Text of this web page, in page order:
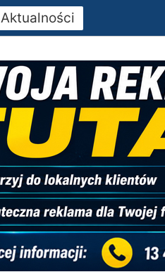
Aktualności